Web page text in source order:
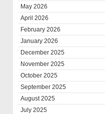
May 2026
April 2026
February 2026
January 2026
December 2025
November 2025
October 2025
September 2025
August 2025
July 2025